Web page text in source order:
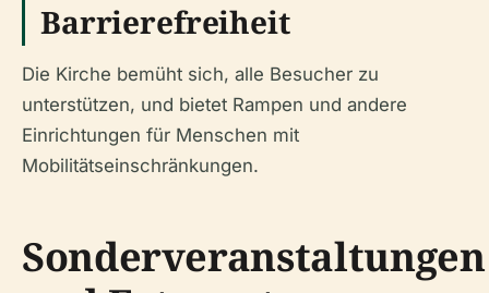
Barrierefreiheit
Die Kirche bemüht sich, alle Besucher zu
unterstützen, und bietet Rampen und andere
Einrichtungen für Menschen mit
Mobilitätseinschränkungen.
Sonderveranstaltungen